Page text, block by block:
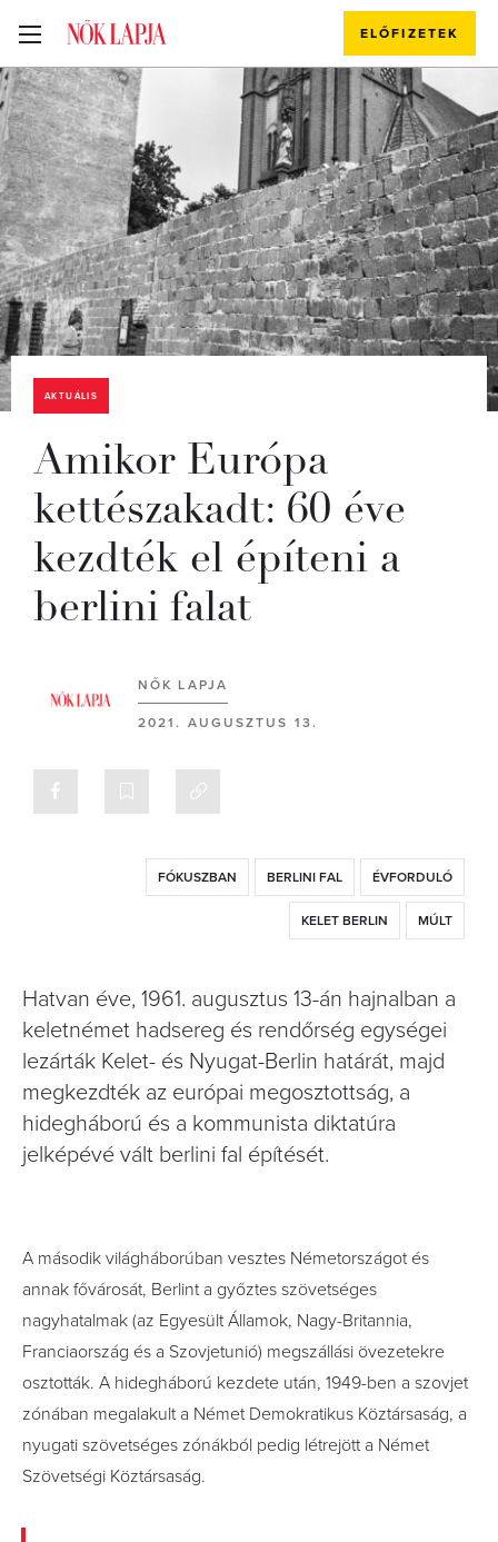
ELŐFIZETEK
AKTUÁLIS
Amikor Európa
kettészakadt: 60 éve
kezdték el építeni a
berlini falat
NŐK LAPJA
2021. AUGUSZTUS 13.
FÓKUSZBAN BERLINI FAL ÉVFORDULÓ
KELET BERLIN MÚLT
Hatvan éve, 1961. augusztus 13-án hajnalban a
keletnémet hadsereg és rendőrség egységei
lezárták Kelet- és Nyugat-Berlin határát, majd
megkezdték az európai megosztottság, a
hidegháború és a kommunista diktatúra
jelképévé vált berlini fal építését.
A második világháborúban vesztes Németországot és
annak fővárosát, Berlint a győztes szövetséges
nagyhatalmak (az Egyesült Államok, Nagy-Britannia,
Franciaország és a Szovjetunió) megszállási övezetekre
osztották. A hidegháború kezdete után, 1949-ben a szovjet
zónában megalakult a Német Demokratikus Köztársaság, a
nyugati szövetséges zónákból pedig létrejött a Német
Szövetségi Köztársaság.